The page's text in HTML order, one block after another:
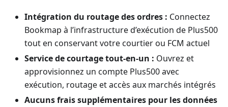
Intégration du routage des ordres : Connectez
Bookmap à l’infrastructure d’exécution de Plus500
tout en conservant votre courtier ou FCM actuel
Service de courtage tout-en-un : Ouvrez et
approvisionnez un compte Plus500 avec
exécution, routage et accès aux marchés intégrés
Aucuns frais supplémentaires pour les données